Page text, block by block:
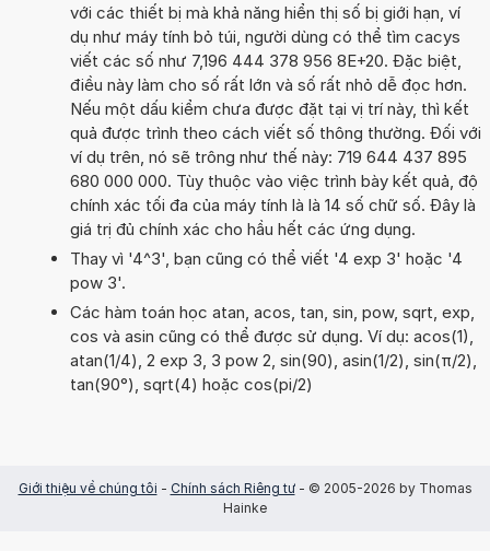
với các thiết bị mà khả năng hiển thị số bị giới hạn, ví
dụ như máy tính bỏ túi, người dùng có thể tìm cacys
viết các số như 7,196 444 378 956 8E+20. Đặc biệt,
điều này làm cho số rất lớn và số rất nhỏ dễ đọc hơn.
Nếu một dấu kiểm chưa được đặt tại vị trí này, thì kết
quả được trình theo cách viết số thông thường. Đối với
ví dụ trên, nó sẽ trông như thế này: 719 644 437 895
680 000 000. Tùy thuộc vào việc trình bày kết quả, độ
chính xác tối đa của máy tính là là 14 số chữ số. Đây là
giá trị đủ chính xác cho hầu hết các ứng dụng.
Thay vì '4^3', bạn cũng có thể viết '4 exp 3' hoặc '4
pow 3'.
Các hàm toán học atan, acos, tan, sin, pow, sqrt, exp,
cos và asin cũng có thể được sử dụng. Ví dụ: acos(1),
atan(1/4), 2 exp 3, 3 pow 2, sin(90), asin(1/2), sin(π/2),
tan(90°), sqrt(4) hoặc cos(pi/2)
Giới thiệu về chúng tôi - Chính sách Riêng tư- © 2005-2026 by Thomas
Hainke